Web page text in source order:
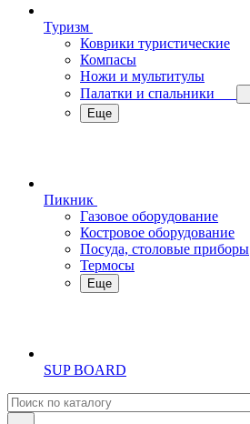
Туризм
Коврики туристические
Компасы
Ножи и мультитулы
Палатки и спальники
Еще
Пикник
Газовое оборудование
Костровое оборудование
Посуда, столовые приборы
Термосы
Еще
SUP BOARD